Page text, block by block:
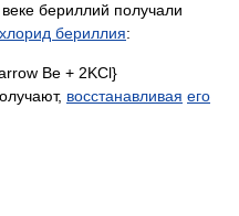
бериллий получали
хлорид бериллия:
восстанавливая его